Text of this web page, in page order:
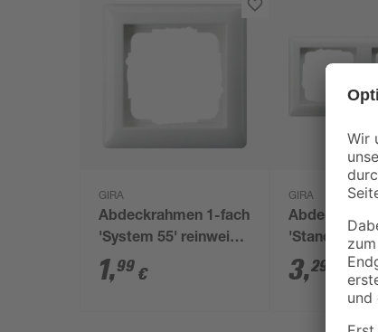
GIRA
Abdeckrahmen 1-fach
'System 55' reinweiß
glänzend
1,99 €
GIRA
'Standard
glänzend
3,29